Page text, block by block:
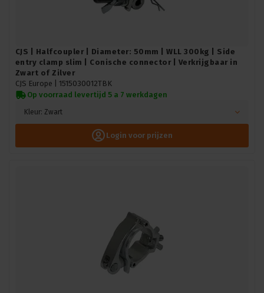
CJS | Halfcoupler | Diameter: 50mm | WLL 300kg | Side
entry clamp slim | Conische connector | Verkrijgbaar in
Zwart of Zilver
CJS Europe | 1515030012TBK
Op voorraad levertijd 5 a 7 werkdagen
Kleur: Zwart
Login voor prijzen